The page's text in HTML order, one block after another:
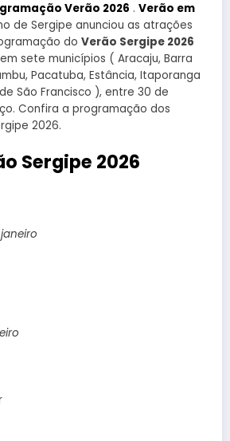
Verão 2026 . Verão em
de Sergipe anunciou as atrações
do Verão Sergipe 2026
sete municípios ( Aracaju, Barra
Pacatuba, Estância, Itaporanga
São Francisco ), entre 30 de
Confira a programação dos
2026.
Sergipe 2026